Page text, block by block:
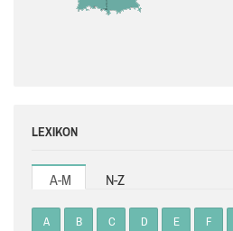
LEXIKON
A-M N-Z
A B C D E F